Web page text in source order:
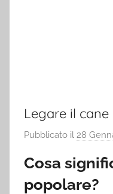
Legare il
Pubblicato il 28
Cosa
popolare?